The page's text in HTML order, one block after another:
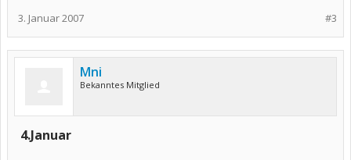
#3
3. Januar 2007
Mni
Bekanntes Mitglied
4.Januar